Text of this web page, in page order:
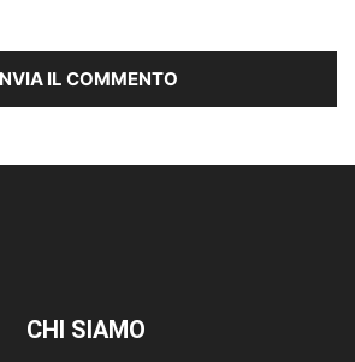
CHI SIAMO